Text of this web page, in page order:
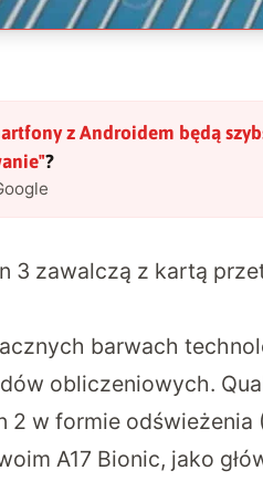
z Androidem będą
"?
3 zawalczą z kartą
barwach
obliczeniowych.
2 w formie odświeżenia
A17 Bionic, jako